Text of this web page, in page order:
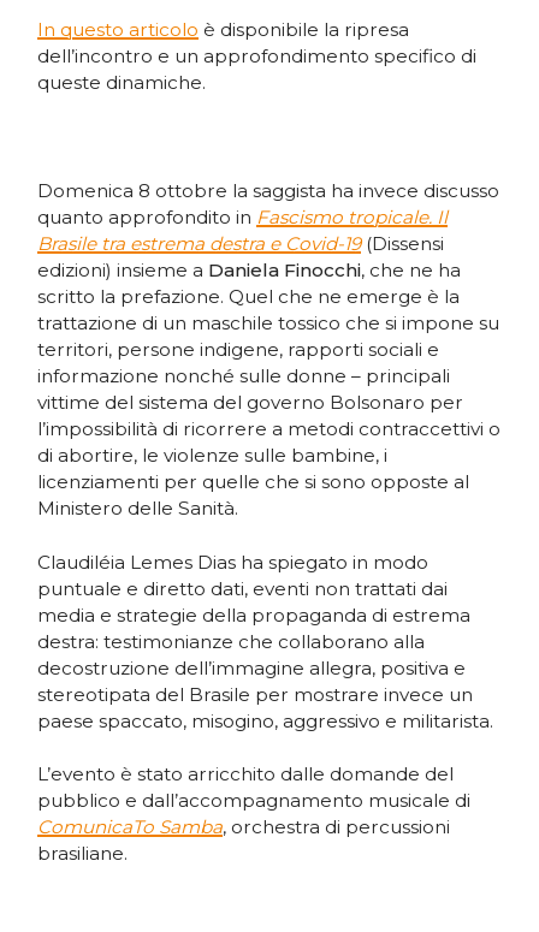
In questo articolo è disponibile la ripresa
dell’incontro e un approfondimento specifico di
queste dinamiche.
Domenica 8 ottobre la saggista ha invece discusso
quanto approfondito in Fascismo tropicale. Il
Brasile tra estrema destra e Covid-19(Dissensi
edizioni) insieme a Daniela Finocchi, che ne ha
scritto la prefazione. Quel che ne emerge è la
trattazione di un maschile tossico che si impone su
territori, persone indigene, rapporti sociali e
informazione nonché sulle donne – principali
vittime del sistema del governo Bolsonaro per
l’impossibilità di ricorrere a metodi contraccettivi o
di abortire, le violenze sulle bambine, i
licenziamenti per quelle che si sono opposte al
Ministero delle Sanità.
Claudiléia Lemes Dias ha spiegato in modo
puntuale e diretto dati, eventi non trattati dai
media e strategie della propaganda di estrema
destra: testimonianze che collaborano alla
decostruzione dell’immagine allegra, positiva e
stereotipata del Brasile per mostrare invece un
paese spaccato, misogino, aggressivo e militarista.
L’evento è stato arricchito dalle domande del
pubblico e dall’accompagnamento musicale di
ComunicaTo Samba, orchestra di percussioni
brasiliane.